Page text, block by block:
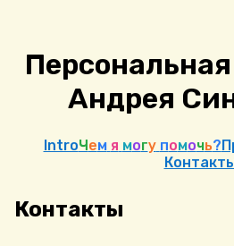
Андрея
IntroЧ ем я могу помочь?
Контакты